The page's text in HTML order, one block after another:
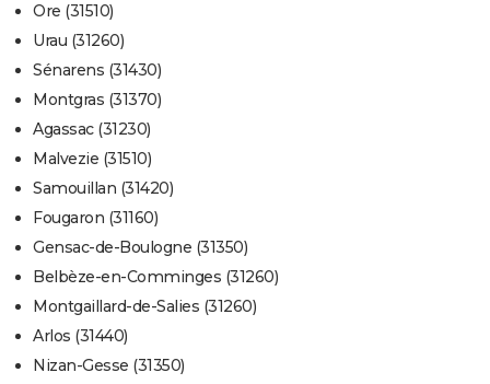
Ore (31510)
Urau (31260)
Sénarens (31430)
Montgras (31370)
Agassac (31230)
Malvezie (31510)
Samouillan (31420)
Fougaron (31160)
Gensac-de-Boulogne (31350)
Belbèze-en-Comminges (31260)
Montgaillard-de-Salies (31260)
Arlos (31440)
Nizan-Gesse (31350)